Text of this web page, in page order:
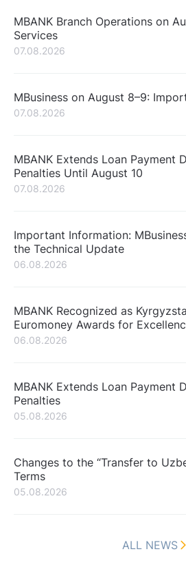
MBANK Branch Operations on
Services
07.08.2026
MBusiness on August 8–9:
07.08.2026
MBANK Extends Loan Payment
Penalties Until August 10
07.08.2026
Important Information:
the Technical Update
06.08.2026
MBANK Recognized as
Euromoney Awards for
06.08.2026
MBANK Extends Loan Payment
Penalties
05.08.2026
Changes to the “Transfer to
Terms
05.08.2026
ALL NEWS